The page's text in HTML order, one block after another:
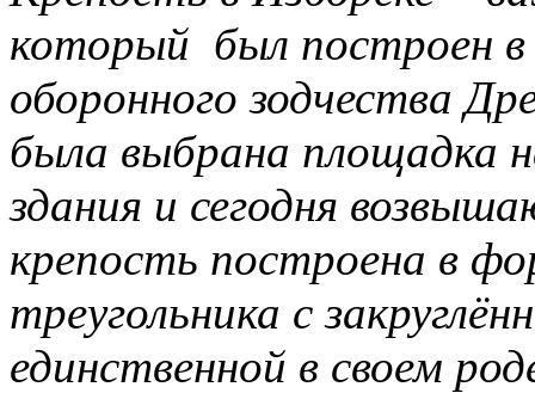
который был построен
оборонного зодчества
была выбрана площадка
здания и сегодня
крепость построена в
треугольника с
единственной в своем